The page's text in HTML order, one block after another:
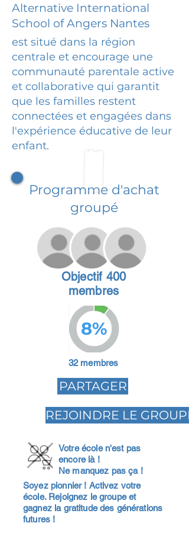
Alternative International
School of Angers Nantes
est situé dans la région
centrale et encourage une
communauté parentale active
et collaborative qui garantit
que les familles restent
connectées et engagées dans
l'expérience éducative de leur
enfant.
Programme d'achat
groupé
Objectif 400
membres
8%
32 membres
PARTAGER
REJOINDRE LE GROUPE
Votre école n'est pas
encore là !
Ne manquez pas ça !
Soyez pionnier ! Activez votre
école. Rejoignez le groupe et
gagnez la gratitude des générations
futures !